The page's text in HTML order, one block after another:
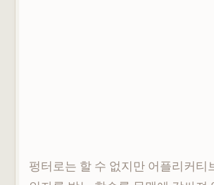
펑터로는 할 수 없지만 어플리커티